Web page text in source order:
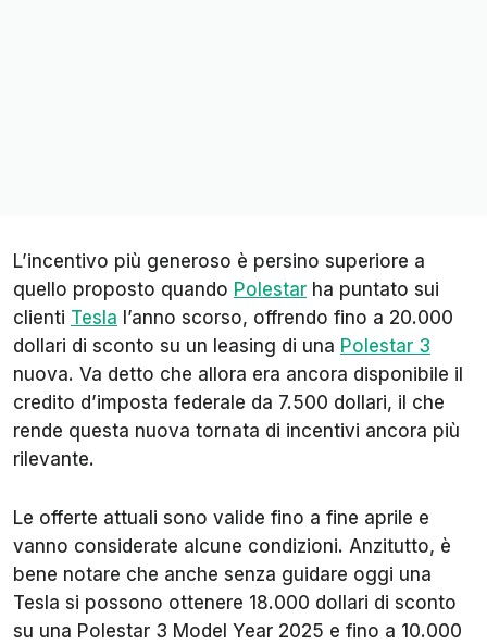
L’incentivo più generoso è persino superiore a
quello proposto quando Polestar ha puntato sui
clienti Tesla l’anno scorso, offrendo fino a 20.000
dollari di sconto su un leasing di una Polestar 3
nuova. Va detto che allora era ancora disponibile il
credito d’imposta federale da 7.500 dollari, il che
rende questa nuova tornata di incentivi ancora più
rilevante.
Le offerte attuali sono valide fino a fine aprile e
vanno considerate alcune condizioni. Anzitutto, è
bene notare che anche senza guidare oggi una
Tesla si possono ottenere 18.000 dollari di sconto
su una Polestar 3 Model Year 2025 e fino a 10.000